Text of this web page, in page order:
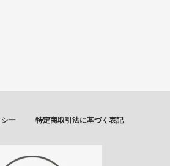
ー 特定商取引法に基づく表記